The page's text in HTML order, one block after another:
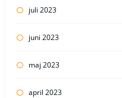
juli 2023
juni 2023
maj 2023
april 2023